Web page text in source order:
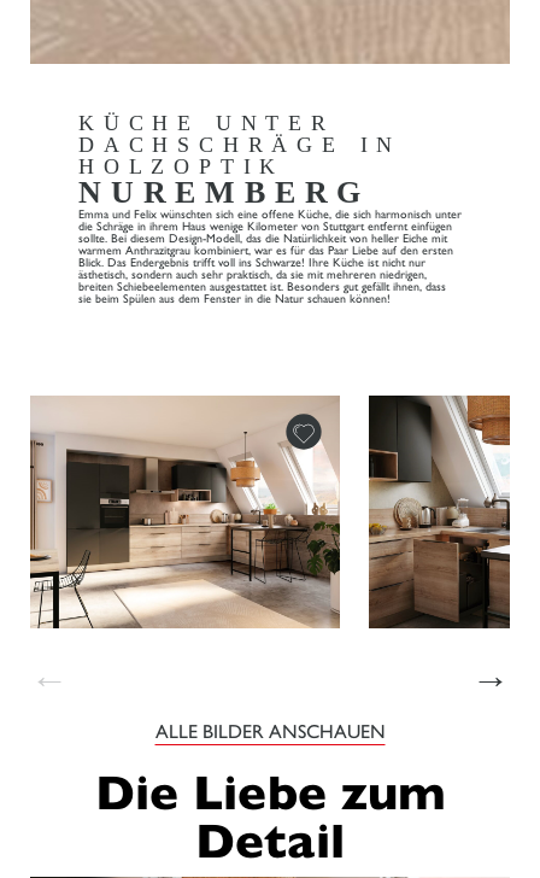
KÜCHE UNTER
DACHSCHRÄGE IN
HOLZOPTIK
NUREMBERG
Emma und Felix wünschten sich eine offene Küche, die sich harmonisch unter
die Schräge in ihrem Haus wenige Kilometer von Stuttgart entfernt einfügen
sollte. Bei diesem Design-Modell, das die Natürlichkeit von heller Eiche mit
warmem Anthrazitgrau kombiniert, war es für das Paar Liebe auf den ersten
Blick. Das Endergebnis trifft voll ins Schwarze! Ihre Küche ist nicht nur
ästhetisch, sondern auch sehr praktisch, da sie mit mehreren niedrigen,
breiten Schiebeelementen ausgestattet ist. Besonders gut gefällt ihnen, dass
sie beim Spülen aus dem Fenster in die Natur schauen können!
← →
ALLE BILDER ANSCHAUEN
Die Liebe zum
Detail